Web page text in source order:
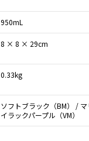
950mL
8 × 8 × 29cm
0.33kg
ソフトブラック（BM） /
イラックパープル（VM）